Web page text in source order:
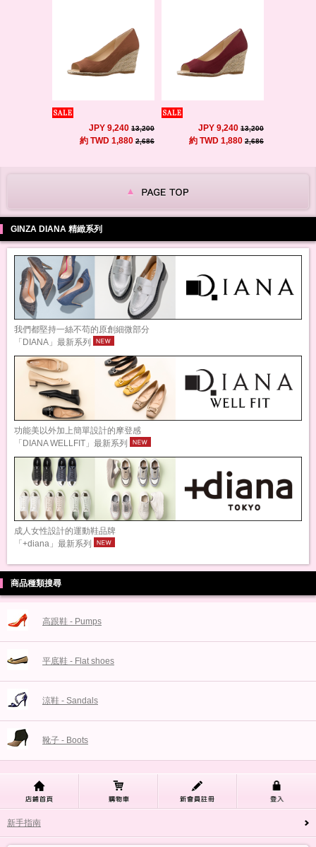
JPY 9,240 13,200
約 TWD 1,880 2,686
JPY 9,240 13,200
約 TWD 1,880 2,686
GINZA DIANA 精緻系列
我們都堅持一絲不苟的原創細微部分
「DIANA」最新系列
功能美以外加上簡單設計的摩登感
「DIANA WELLFIT」最新系列
成人女性設計的運動鞋品牌
「+diana」最新系列
商品種類搜尋
高跟鞋 - Pumps
平底鞋 - Flat shoes
涼鞋 - Sandals
靴子 - Boots
新手指南